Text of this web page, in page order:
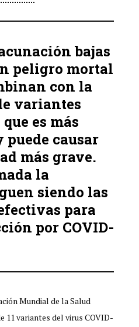
bajas
peligro mortal
con la
variantes
es más
causar
más grave.
la
siendo las
para
por COVID-
Mundial de la Salud
11 variantes del virus COVID-